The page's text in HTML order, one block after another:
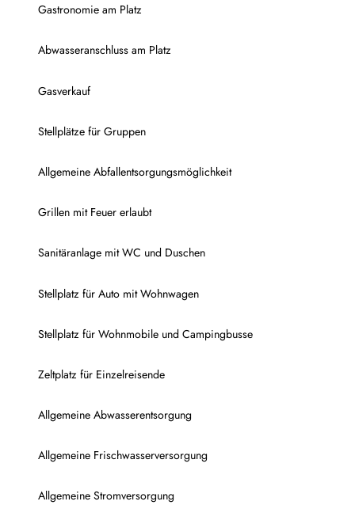
Gastronomie am Platz
Abwasseranschluss am Platz
Gasverkauf
Stellplätze für Gruppen
Allgemeine Abfallentsorgungsmöglichkeit
Grillen mit Feuer erlaubt
Sanitäranlage mit WC und Duschen
Stellplatz für Auto mit Wohnwagen
Stellplatz für Wohnmobile und Campingbusse
Zeltplatz für Einzelreisende
Allgemeine Abwasserentsorgung
Allgemeine Frischwasserversorgung
Allgemeine Stromversorgung